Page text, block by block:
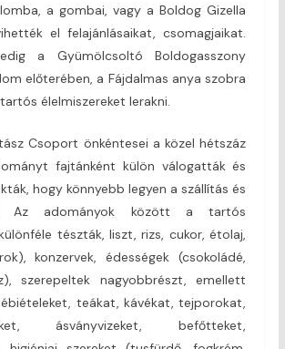
a gombai, vagy a Boldog Gizella
el felajánlásaikat, csomagjaikat.
a Gyümölcsoltó Boldogasszony
előterében, a Fájdalmas anya szobra
élelmiszereket lerakni.
Csoport önkéntesei a közel hétszáz
fajtánként külön válogatták és
hogy könnyebb legyen a szállítás és
Az adományok között a tartós
tészták, liszt, rizs, cukor, étolaj,
konzervek, édességek (csokoládé,
szerepeltek nagyobbrészt, emellett
teákat, kávékat, tejporokat,
ásványvizeket, befőtteket,